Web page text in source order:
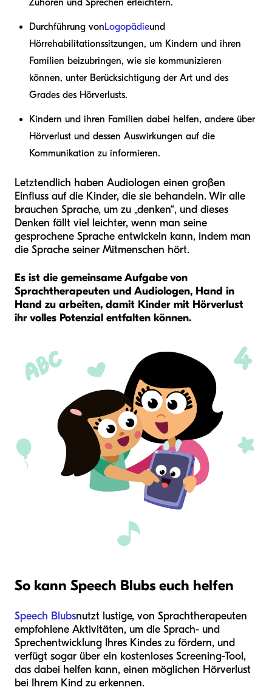
Zuhören und Sprechen erleichtern.
Durchführung vonLogopädieund
Hörrehabilitationssitzungen, um Kindern und ihren
Familien beizubringen, wie sie kommunizieren
können, unter Berücksichtigung der Art und des
Grades des Hörverlusts.
Kindern und ihren Familien dabei helfen, andere über
Hörverlust und dessen Auswirkungen auf die
Kommunikation zu informieren.
Letztendlich haben Audiologen einen großen
Einfluss auf die Kinder, die sie behandeln. Wir alle
brauchen Sprache, um zu „denken“, und dieses
Denken fällt viel leichter, wenn man seine
gesprochene Sprache entwickeln kann, indem man
die Sprache seiner Mitmenschen hört.
Es ist die gemeinsame Aufgabe von
Sprachtherapeuten und Audiologen, Hand in
Hand zu arbeiten, damit Kinder mit Hörverlust
ihr volles Potenzial entfalten können.
So kann Speech Blubs euch helfen
Speech Blubsnutzt lustige, von Sprachtherapeuten
empfohlene Aktivitäten, um die Sprach- und
Sprechentwicklung Ihres Kindes zu fördern, und
verfügt sogar über ein kostenloses Screening-Tool,
das dabei helfen kann, einen möglichen Hörverlust
bei Ihrem Kind zu erkennen.